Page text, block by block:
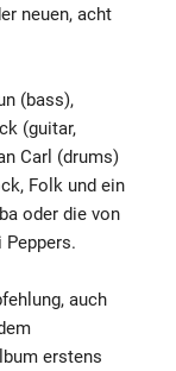
neuen, acht
(bass),
(guitar,
Carl (drums)
Folk und ein
oder die von
Peppers.
auch
erstens